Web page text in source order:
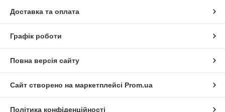
Доставка та оплата
Графік роботи
Повна версія сайту
Сайт створено на маркетплейсі Prom.ua
Політика конфіденційності